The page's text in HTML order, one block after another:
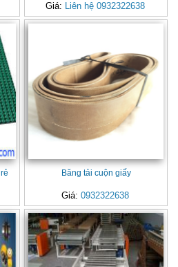
Giá: Liên hệ 0932322638
Băng tải cuộn giấy
Giá: 0932322638